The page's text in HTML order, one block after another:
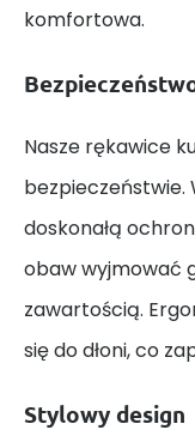
komfortowa.
Nasze rękawice
bezpieczeństwie.
doskonałą
obaw wyjmować
zawartością.
się do dłoni, co
Stylowy design